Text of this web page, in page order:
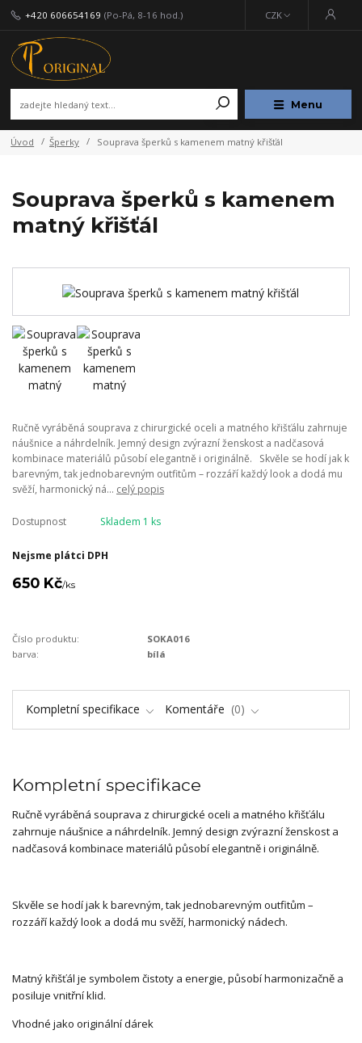
Menu
CZK
+420 606654169 (Po-Pá, 8-16 hod.)
Úvod Šperky Souprava šperků s kamenem matný křišťál
Souprava šperků s kamenem
matný křišťál
Ručně vyráběná souprava z chirurgické oceli a matného křišťálu zahrnuje
náušnice a náhrdelník. Jemný design zvýrazní ženskost a nadčasová
kombinace materiálů působí elegantně i originálně. Skvěle se hodí jak k
barevným, tak jednobarevným outfitům – rozzáří každý look a dodá mu
svěží, harmonický ná... celý popis
Dostupnost Skladem 1 ks
Nejsme plátci DPH
650 Kč/ks
Číslo produktu:
SOKA016
barva:
bílá
Kompletní specifikace Komentáře 0
Kompletní specifikace
Ručně vyráběná souprava z chirurgické oceli a matného křišťálu
zahrnuje náušnice a náhrdelník. Jemný design zvýrazní ženskost a
nadčasová kombinace materiálů působí elegantně i originálně.
Skvěle se hodí jak k barevným, tak jednobarevným outfitům –
rozzáří každý look a dodá mu svěží, harmonický nádech.
Matný křišťál je symbolem čistoty a energie, působí harmonizačně a
posiluje vnitřní klid.
Vhodné jako originální dárek